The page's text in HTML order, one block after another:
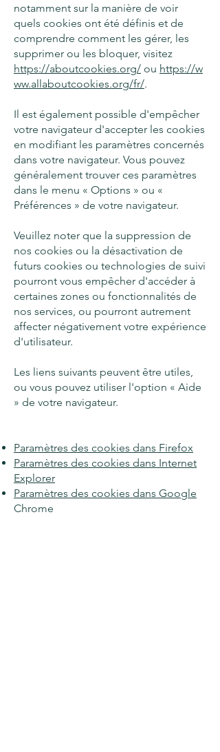
notamment sur la manière de voir
quels cookies ont été définis et de
comprendre comment les gérer, les
supprimer ou les bloquer, visitez
https://aboutcookies.org/ ou https://w
ww.allaboutcookies.org/fr/.
Il est également possible d'empêcher
votre navigateur d'accepter les cookies
en modifiant les paramètres concernés
dans votre navigateur. Vous pouvez
généralement trouver ces paramètres
dans le menu « Options » ou «
Préférences » de votre navigateur.
Veuillez noter que la suppression de
nos cookies ou la désactivation de
futurs cookies ou technologies de suivi
pourront vous empêcher d'accéder à
certaines zones ou fonctionnalités de
nos services, ou pourront autrement
affecter négativement votre expérience
d'utilisateur.
Les liens suivants peuvent être utiles,
ou vous pouvez utiliser l'option « Aide
» de votre navigateur.
Paramètres des cookies dans Firefox
Paramètres des cookies dans Internet
Explorer
Paramètres des cookies dans Google
Chrome